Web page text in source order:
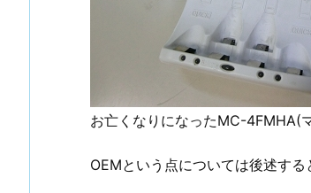
お亡くなりになったMC-4FMHA(
OEMという点については後述す